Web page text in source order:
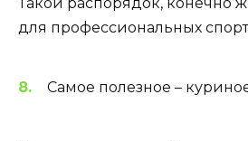
Такой распорядок, конечно
для профессиональных
Самое полезное –